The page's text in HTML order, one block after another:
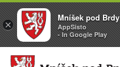
×
Mníšek pod Brdy
AppSisto
- In Google Play